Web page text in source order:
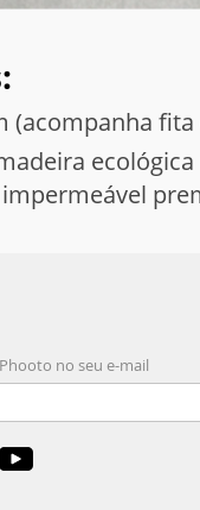
(acompanha
no seu e-mail